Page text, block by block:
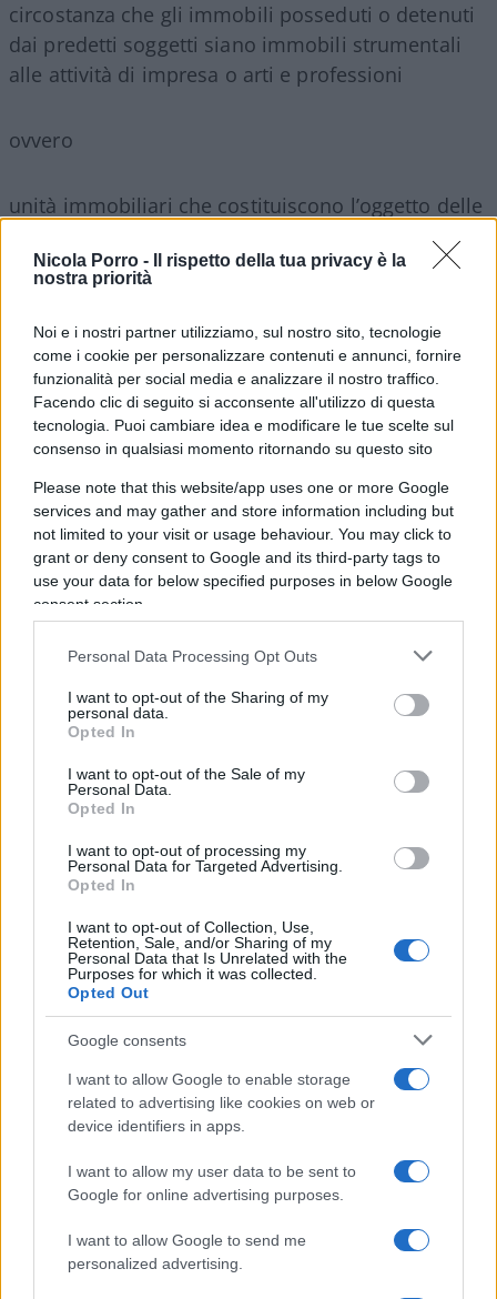
Nicola Porro -
Il rispetto della tua privacy è la
nostra priorità
Noi e i nostri partner utilizziamo, sul nostro sito, tecnologie
come i cookie per personalizzare contenuti e annunci, fornire
funzionalità per social media e analizzare il nostro traffico.
Facendo clic di seguito si acconsente all'utilizzo di questa
tecnologia. Puoi cambiare idea e modificare le tue scelte sul
consenso in qualsiasi momento ritornando su questo sito
Please note that this website/app uses one or more Google
services and may gather and store information including but
not limited to your visit or usage behaviour. You may click to
grant or deny consent to Google and its third-party tags to
use your data for below specified purposes in below Google
consent section.
Personal Data Processing Opt Outs
I want to opt-out of the Sharing of my
personal data.
Opted In
I want to opt-out of the Sale of my
Personal Data.
Opted In
I want to opt-out of processing my
Personal Data for Targeted Advertising.
Opted In
I want to opt-out of Collection, Use,
Retention, Sale, and/or Sharing of my
Personal Data that Is Unrelated with the
Purposes for which it was collected.
Opted Out
Google consents
I want to allow Google to enable storage
related to advertising like cookies on web or
device identifiers in apps.
I want to allow my user data to be sent to
Google for online advertising purposes.
I want to allow Google to send me
personalized advertising.
circostanza che gli immobili posseduti o detenuti
dai predetti soggetti siano immobili strumentali
alle attività di impresa o arti e professioni
ovvero
unità immobiliari che costituiscono l’oggetto delle
beni patrimoniali appartenenti all’impresa.
CHE SIA CHIARO PERO’
Le imprese devono imputare le spese
ammesse al superbonus 110% in base al
principio di competenza, NON RILEVA LA DATA
DELLA SPESA
CHE SIGNIFICA?
Significa che ai fini del superbonus 110%,
le imprese devono imputare le spese
agevolate indipendentemente dalla data di
avvio degli interventi cui le spese si riferiscono
e indipendentemente dalla data dei
Rileva solo la data di fine lavori (art. 109 TUIR).
Si veda a tal proposito anche la Risoluzione
Quindi con lavori iniziati ad esempio nel 2021 ma
terminati nel 2022, le spese saranno imputate a
tale ultimo anno.
In base alle disposizioni del TUIR, i corrispettivi